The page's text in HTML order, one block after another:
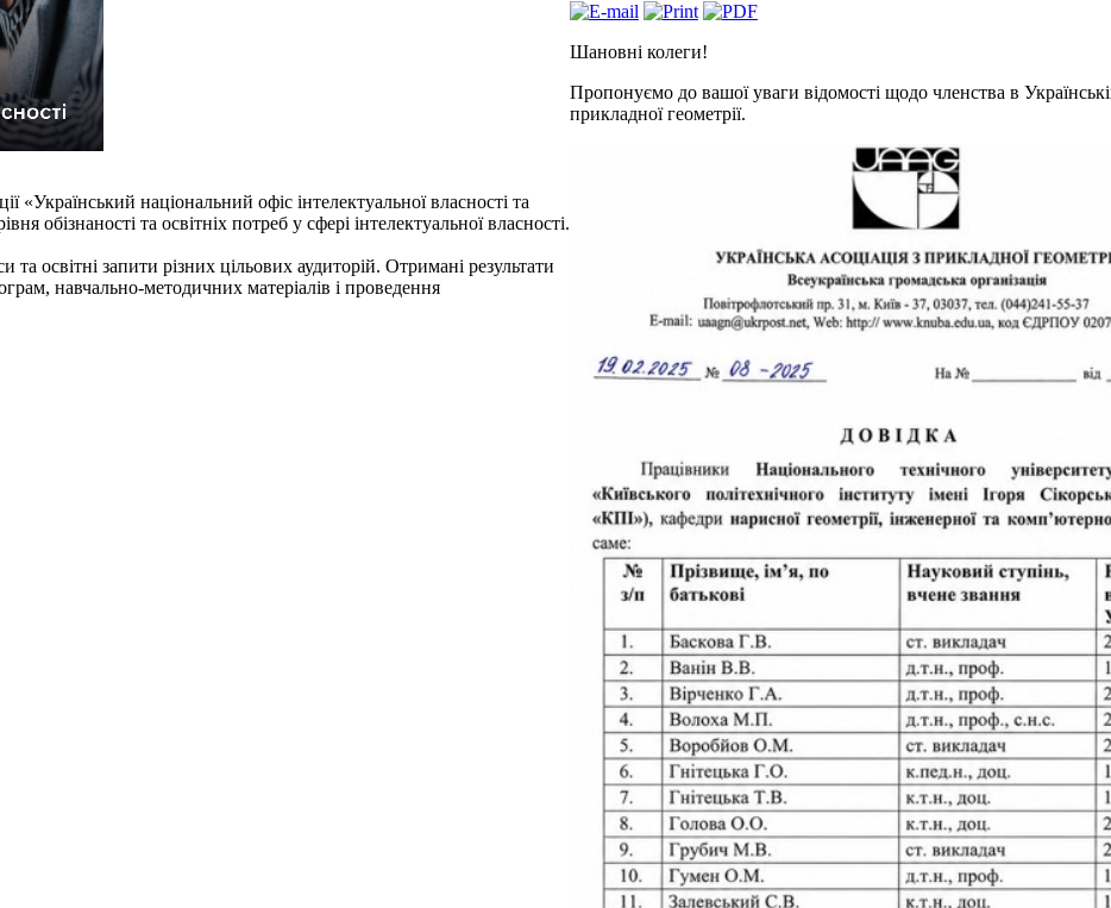
«Український національний офіс інтелектуальної власності та
обізнаності та освітніх потреб у сфері інтелектуальної власності.
освітні запити різних цільових аудиторій. Отримані результати
навчально-методичних матеріалів і проведення
Шановні колеги!
Пропонуємо до вашої уваги відомості щодо членства в
прикладної геометрії.